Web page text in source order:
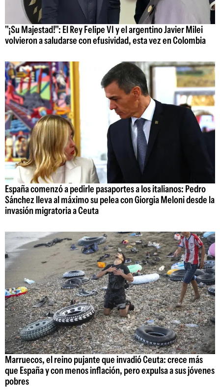
"¡Su Majestad!": El Rey Felipe VI y el argentino Javier Milei
volvieron a saludarse con efusividad, esta vez en Colombia
España comenzó a pedirle pasaportes a los italianos: Pedro
Sánchez lleva al máximo su pelea con Giorgia Meloni desde la
invasión migratoria a Ceuta
Marruecos, el reino pujante que invadió Ceuta: crece más
que España y con menos inflación, pero expulsa a sus jóvenes
pobres